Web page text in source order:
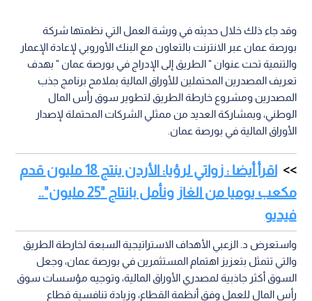
وقد جاء ذلك خلال حديثه في ورشة العمل التي نظمتها شركة
بورصة عمان عبر الانترنت بالتعاون مع البنك الأوروبي لإعادة الإعمار
والتنمية تحت عنوان " الطريق إلى الإدراج في بورصة عمان " بهدف
تعريف المصدرين المحتملين للأوراق المالية بملامح برنامج جذب
المصدرين ومشروع خارطة الطريق لتطوير سوق رأس المال
الوطني، وبمشاركة العديد من ممثلي الشركات المحتملة لإصدار
الأوراق المالية في بورصة عمان.
اقرأ أيضا : زواتي لرؤيا: الأردن ينتج 18 مليون قدم
مكعب يوميا من الغاز ونأمل بانتاج "25 مليون"..
فيديو
واستعرض د. الزعبي الأهداف الاستراتيجية السبعة لخارطة الطريق
والتي تتمثل بتعزيز اهتمام المستثمرين في بورصة عمان، وجعل
السوق أكثر جاذبية لمصدري الأوراق المالية، وتوجيه مؤسسات سوق
رأس المال للعمل وفق أنظمة القطاع، وزيادة تنافسية قطاع